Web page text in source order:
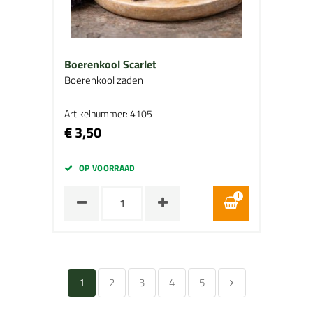
Boerenkool Scarlet
Boerenkool zaden
Artikelnummer: 4105
€ 3,50
OP VOORRAAD
1 2 3 4 5